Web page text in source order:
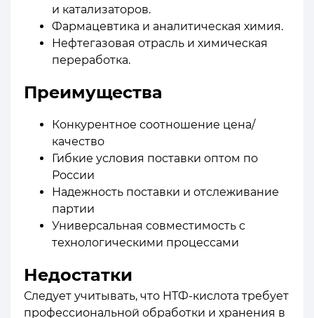
и катализаторов.
Фармацевтика и аналитическая химия.
Нефтегазовая отрасль и химическая
переработка.
Преимущества
Конкурентное соотношение цена/
качество
Гибкие условия поставки оптом по
России
Надежность поставки и отслеживание
партии
Универсальная совместимость с
технологическими процессами
Недостатки
Следует учитывать, что НТФ-кислота требует
профессиональной обработки и хранения в